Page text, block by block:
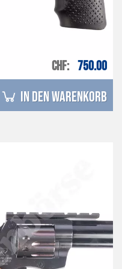
CHF 750.00
in den Warenkorb